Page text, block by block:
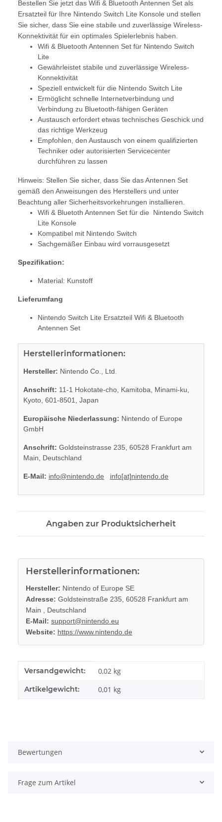
Bestellen Sie jetzt das Wifi & Bluetooth Antennen Set als
Ersatzteil für Ihre Nintendo Switch Lite Konsole und stellen
Sie sicher, dass Sie eine stabile und zuverlässige Wireless-
Konnektivität für ein optimales Spielerlebnis haben.
Wifi & Bluetooth Antennen Set für Nintendo Switch
Lite
Gewährleistet stabile und zuverlässige Wireless-
Konnektivität
Speziell entwickelt für die Nintendo Switch Lite
Ermöglicht schnelle Internetverbindung und
Verbindung zu Bluetooth-fähigen Geräten
Austausch erfordert etwas technisches Geschick und
das richtige Werkzeug
Empfohlen, den Austausch von einem qualifizierten
Techniker oder autorisierten Servicecenter
durchführen zu lassen
Hinweis: Stellen Sie sicher, dass Sie das Antennen Set
gemäß den Anweisungen des Herstellers und unter
Beachtung aller Sicherheitsvorkehrungen installieren.
Wifi & Bluetoth Antennen Set für die Nintendo Switch
Lite Konsole
Kompatibel mit Nintendo Switch
Sachgemäßer Einbau wird vorrausgesetzt
Spezifikation:
Material: Kunstoff
Lieferumfang
Nintendo Switch Lite Ersatzteil Wifi & Bluetooth
Antennen Set
Herstellerinformationen:
Hersteller: Nintendo Co., Ltd.
Anschrift: 11-1 Hokotate-cho, Kamitoba, Minami-ku,
Kyoto, 601-8501, Japan
Europäische Niederlassung: Nintendo of Europe
GmbH
Anschrift: Goldsteinstrasse 235, 60528 Frankfurt am
Main, Deutschland
E-Mail: info@nintendo.de info[at]nintendo.de
Angaben zur Produktsicherheit
Herstellerinformationen:
Hersteller: Nintendo of Europe SE
Adresse: Goldsteinstraße 235, 60528 Frankfurt am
Main , Deutschland
E-Mail: support@nintendo.eu
Website: https://www.nintendo.de
Produkteigenschaft
Wert
Versandgewicht: 0,02 kg
Artikelgewicht: 0,01 kg
Bewertungen
Frage zum Artikel